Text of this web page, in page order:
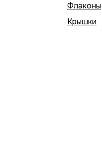
Флаконы
Крышки